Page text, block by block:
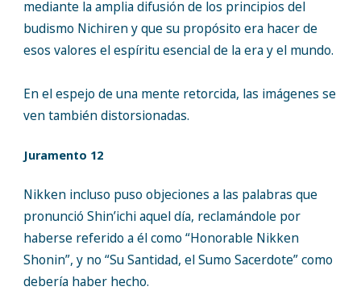
mediante la amplia difusión de los principios del
budismo Nichiren y que su propósito era hacer de
esos valores el espíritu esencial de la era y el mundo.
En el espejo de una mente retorcida, las imágenes se
ven también distorsionadas.
Juramento 12
Nikken incluso puso objeciones a las palabras que
pronunció Shin’ichi aquel día, reclamándole por
haberse referido a él como “Honorable Nikken
Shonin”, y no “Su Santidad, el Sumo Sacerdote” como
debería haber hecho.